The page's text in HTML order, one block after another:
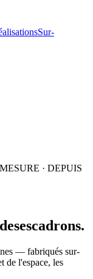
Sur-
· DEPUIS
desescadrons.
— fabriqués sur-
de l'espace, les